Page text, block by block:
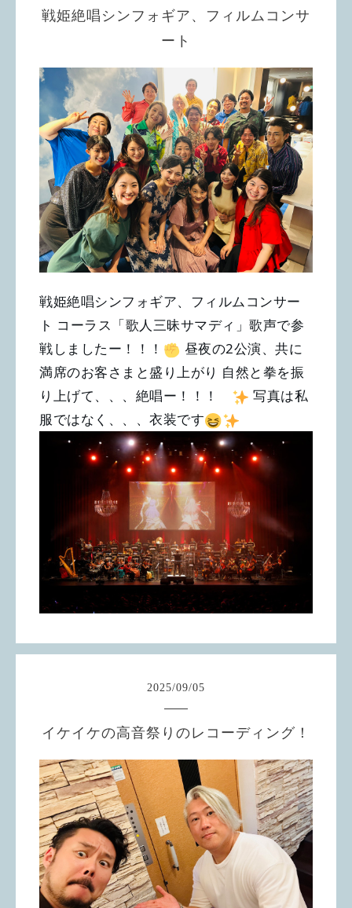
戦姫絶唱シンフォギア、フィルムコンサ
ート
戦姫絶唱シンフォギア、フィルムコンサー
ト コーラス「歌人三昧サマディ」歌声で参
戦しましたー！！！
昼夜の2公演、共に
満席のお客さまと盛り上がり 自然と拳を振
り上げて、、、絶唱ー！！！
写真は私
服ではなく、、、衣装です
2025/09/05
イケイケの高音祭りのレコーディング！